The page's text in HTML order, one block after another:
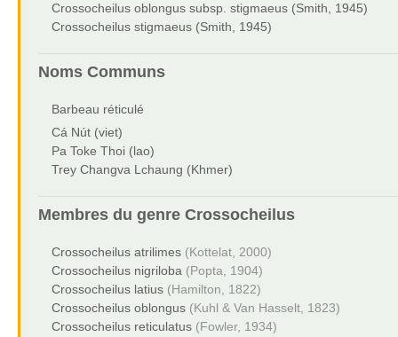
Crossocheilus oblongus subsp. stigmaeus (Smith, 1945)
Crossocheilus stigmaeus (Smith, 1945)
Noms Communs
Barbeau réticulé
Cá Nút (viet)
Pa Toke Thoi (lao)
Trey Changva Lchaung (Khmer)
Membres du genre Crossocheilus
Crossocheilus atrilimes (Kottelat, 2000)
Crossocheilus nigriloba (Popta, 1904)
Crossocheilus latius (Hamilton, 1822)
Crossocheilus oblongus (Kuhl & Van Hasselt, 1823)
Crossocheilus reticulatus (Fowler, 1934)